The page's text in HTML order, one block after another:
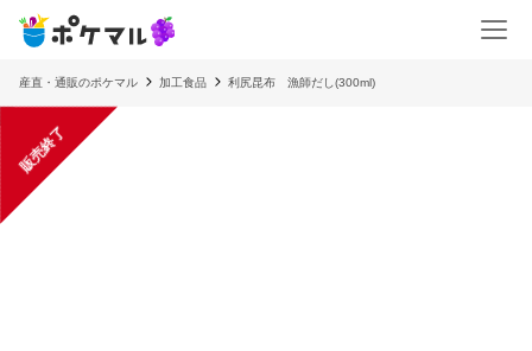
産直・通販のポケマル 加工食品 利尻昆布 漁師だし(300ml)
販売終了